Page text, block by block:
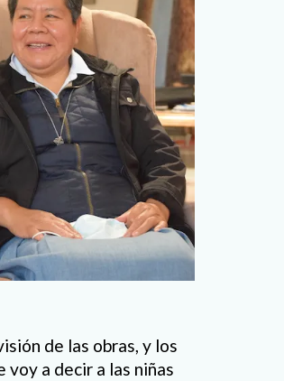
de las obras, y los
voy a decir a las niñas